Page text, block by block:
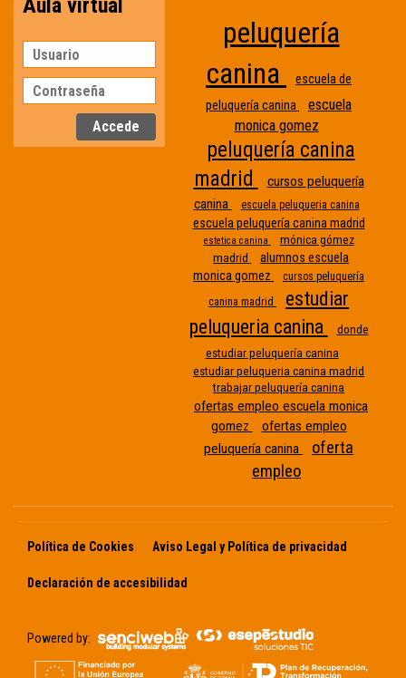
Aula virtual
peluquería
canina
escuela de
peluquería canina
escuela
monica gomez
peluquería canina
madrid
cursos peluquería
canina
escuela peluqueria canina
escuela peluquería canina madrid
estetica canina
mónica gómez
madrid
alumnos escuela
monica gomez
cursos peluquería
canina madrid
estudiar
peluqueria canina
donde
estudiar peluquería canina
sin
nombre
estudiar peluqueria canina madrid
trabajar peluquería canina
ofertas empleo escuela monica
gomez
ofertas empleo
peluquería canina
oferta
empleo
Política de Cookies Aviso Legal y Política de privacidad
Declaración de accesibilidad
Powered by: